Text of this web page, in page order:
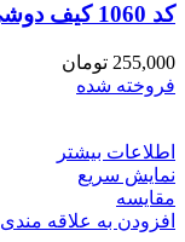
کد 1060 کیف دوشی زنانه طرح لوییز ویتون
255,000 تومان
فروخته شده
اطلاعات بیشتر
نمایش سریع
مقايسه
افزودن به علاقه مندی